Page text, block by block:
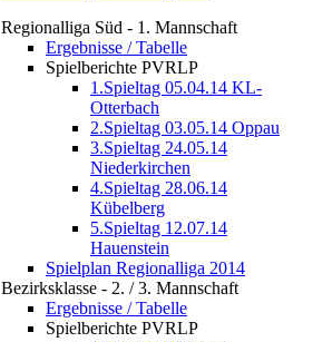
Regionalliga Süd - 1. Mannschaft
Ergebnisse / Tabelle
Spielberichte PVRLP
1.Spieltag 05.04.14 KL-
Otterbach
2.Spieltag 03.05.14 Oppau
3.Spieltag 24.05.14
Niederkirchen
4.Spieltag 28.06.14
Kübelberg
5.Spieltag 12.07.14
Hauenstein
Spielplan Regionalliga 2014
Bezirksklasse - 2. / 3. Mannschaft
Ergebnisse / Tabelle
Spielberichte PVRLP